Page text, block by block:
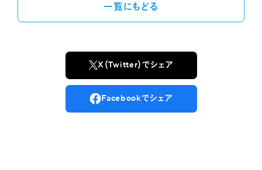
一覧にもどる
X（Twitter）でシェア
Facebookでシェア